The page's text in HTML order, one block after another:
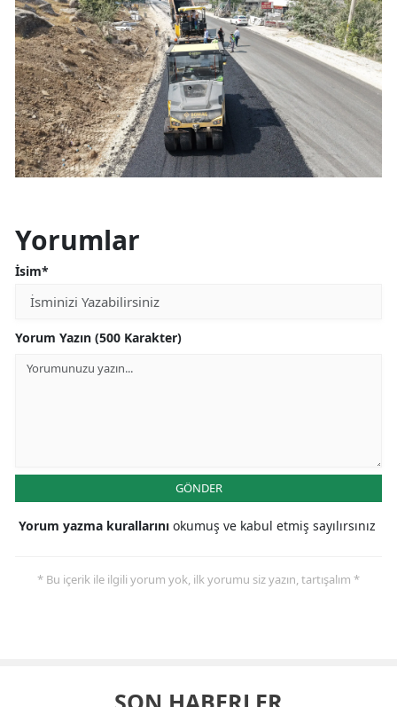
Yorumlar
İsim*
Yorum Yazın (500 Karakter)
GÖNDER
Yorum yazma kurallarını okumuş ve kabul etmiş sayılırsınız
* Bu içerik ile ilgili yorum yok, ilk yorumu siz yazın, tartışalım *